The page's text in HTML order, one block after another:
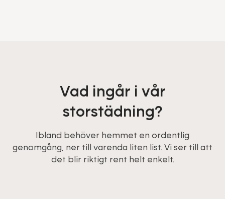
Vad ingår i vår
storstädning?
Ibland behöver hemmet en ordentlig
genomgång, ner till varenda liten list. Vi ser till att
det blir riktigt rent helt enkelt.